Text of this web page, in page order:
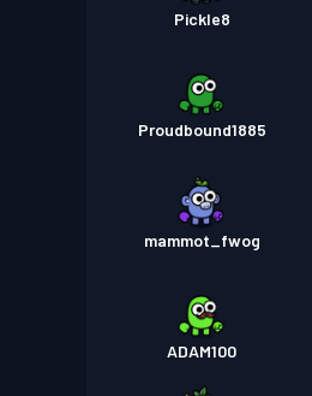
Pickle8
Proudbound1885
mammot_fwog
ADAM100